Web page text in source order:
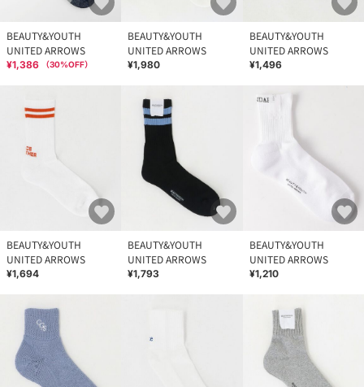
BEAUTY&YOUTH
UNITED ARROWS
¥1,386 （30%OFF）
BEAUTY&YOUTH
UNITED ARROWS
¥1,980
BEAUTY&YOUTH
UNITED ARROWS
¥1,496
BEAUTY&YOUTH
UNITED ARROWS
¥1,694
BEAUTY&YOUTH
UNITED ARROWS
¥1,793
BEAUTY&YOUTH
UNITED ARROWS
¥1,210